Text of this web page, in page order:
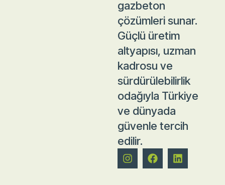
gazbeton
çözümleri sunar.
Güçlü üretim
altyapısı, uzman
kadrosu ve
sürdürülebilirlik
odağıyla Türkiye
ve dünyada
güvenle tercih
edilir.